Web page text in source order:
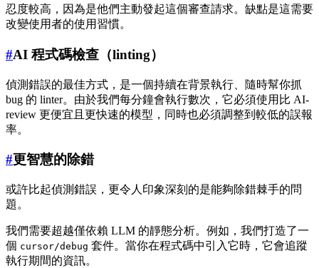
忍度較高，因為是他們主動發起這個審查請求。缺點是這需要
改變使用者的使用習慣。
#AI 程式碼檢查（linting）
偵測錯誤的最佳方式，是一個持續在背景執行、隨時幫你抓
bug 的 linter。由於我們每分鐘會執行數次，它必須使用比 AI-
review 更便宜且更快速的模型，同時也必須調整到較低的誤報
率。
#更智慧的除錯
或許比起偵測錯誤，更令人印象深刻的是能夠除錯棘手的問
題。
我們需要超越僅依賴 LLM 的靜態分析。例如，我們打造了一
個 cursor/debug 套件。當你在程式碼中引入它時，它會追蹤
執行期間的資訊。